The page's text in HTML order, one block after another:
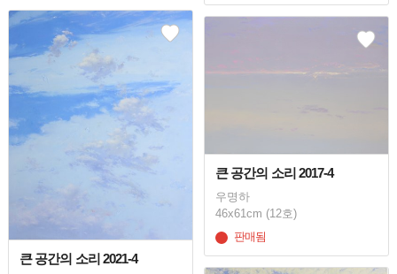
큰 공간의 소리 2021-4
큰 공간의 소리 2017-4
우명하
46x61cm (12호)
판매됨